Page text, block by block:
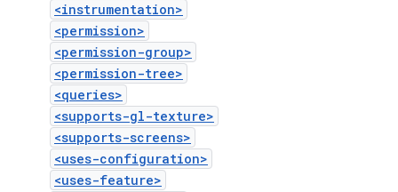
<instrumentation>
<permission>
<permission-group>
<permission-tree>
<queries>
<supports-gl-texture>
<supports-screens>
<uses-configuration>
<uses-feature>